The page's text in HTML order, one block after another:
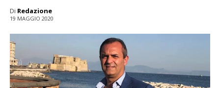
Di Redazione
19 MAGGIO 2020